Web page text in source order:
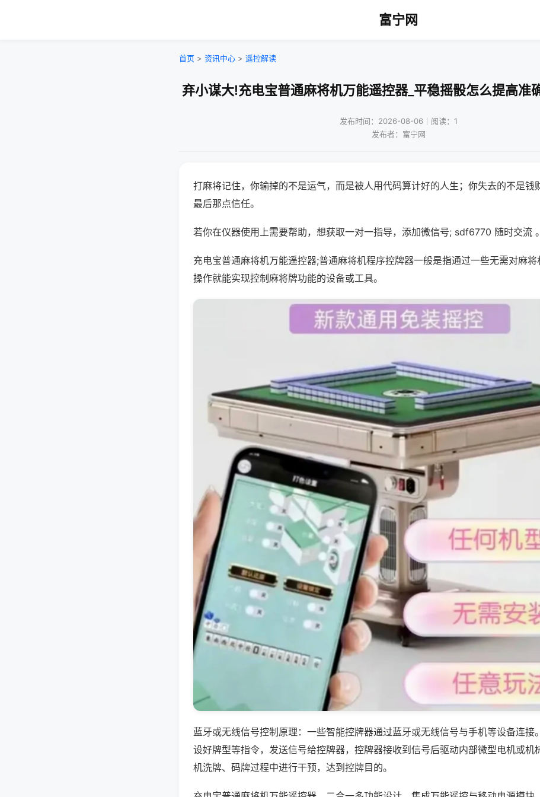
富宁网
首页 > 资讯中心 > 遥控解读
弃小谋大!充电宝普通麻将机万能遥控器_平稳摇骰怎么提高准
发布时间：2026-08-06｜阅读：1
发布者：富宁网
打麻将记住，你输掉的不是运气，而是被人用代码算计好的人生；你失去的不是钱
最后那点信任。
若你在仪器使用上需要帮助，想获取一对一指导，添加微信号; sdf6770 随时交流 。
充电宝普通麻将机万能遥控器;普通麻将机程序控牌器一般是指通过一些无需对麻
操作就能实现控制麻将牌功能的设备或工具。
蓝牙或无线信号控制原理：一些智能控牌器通过蓝牙或无线信号与手机等设备连接
设好牌型等指令，发送信号给控牌器，控牌器接收到信号后驱动内部微型电机或机
机洗牌、码牌过程中进行干预，达到控牌目的。